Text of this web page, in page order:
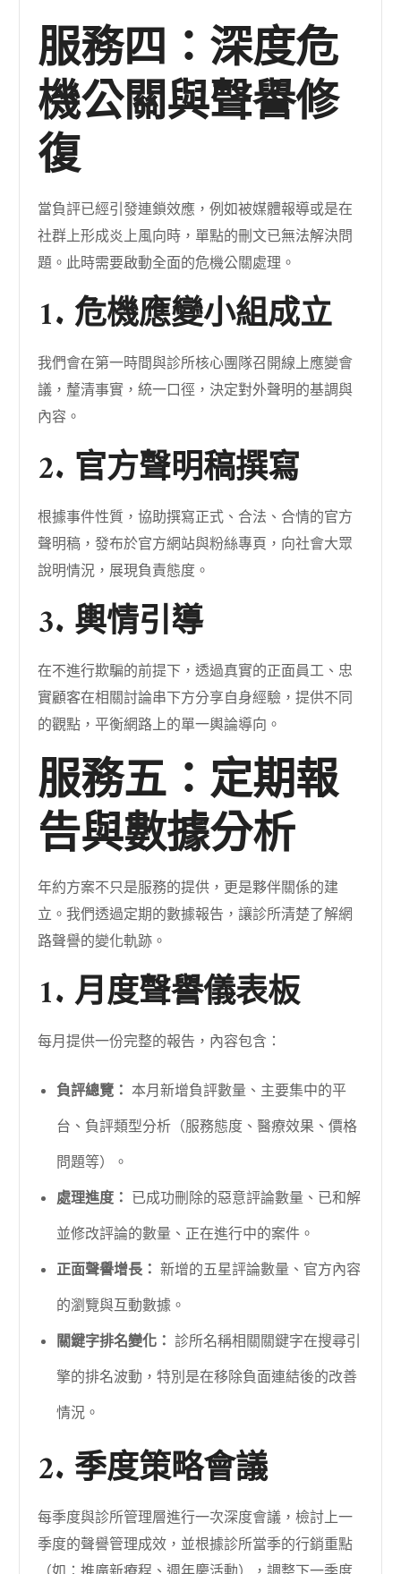
服務四：深度危
機公關與聲譽修
復
當負評已經引發連鎖效應，例如被媒體報導或是在
社群上形成炎上風向時，單點的刪文已無法解決問
題。此時需要啟動全面的危機公關處理。
1. 危機應變小組成立
我們會在第一時間與診所核心團隊召開線上應變會
議，釐清事實，統一口徑，決定對外聲明的基調與
內容。
2. 官方聲明稿撰寫
根據事件性質，協助撰寫正式、合法、合情的官方
聲明稿，發布於官方網站與粉絲專頁，向社會大眾
說明情況，展現負責態度。
3. 輿情引導
在不進行欺騙的前提下，透過真實的正面員工、忠
實顧客在相關討論串下方分享自身經驗，提供不同
的觀點，平衡網路上的單一輿論導向。
服務五：定期報
告與數據分析
年約方案不只是服務的提供，更是夥伴關係的建
立。我們透過定期的數據報告，讓診所清楚了解網
路聲譽的變化軌跡。
1. 月度聲譽儀表板
每月提供一份完整的報告，內容包含：
負評總覽： 本月新增負評數量、主要集中的平
台、負評類型分析（服務態度、醫療效果、價格
問題等）。
處理進度： 已成功刪除的惡意評論數量、已和解
並修改評論的數量、正在進行中的案件。
正面聲譽增長： 新增的五星評論數量、官方內容
的瀏覽與互動數據。
關鍵字排名變化： 診所名稱相關關鍵字在搜尋引
擎的排名波動，特別是在移除負面連結後的改善
情況。
2. 季度策略會議
每季度與診所管理層進行一次深度會議，檢討上一
季度的聲譽管理成效，並根據診所當季的行銷重點